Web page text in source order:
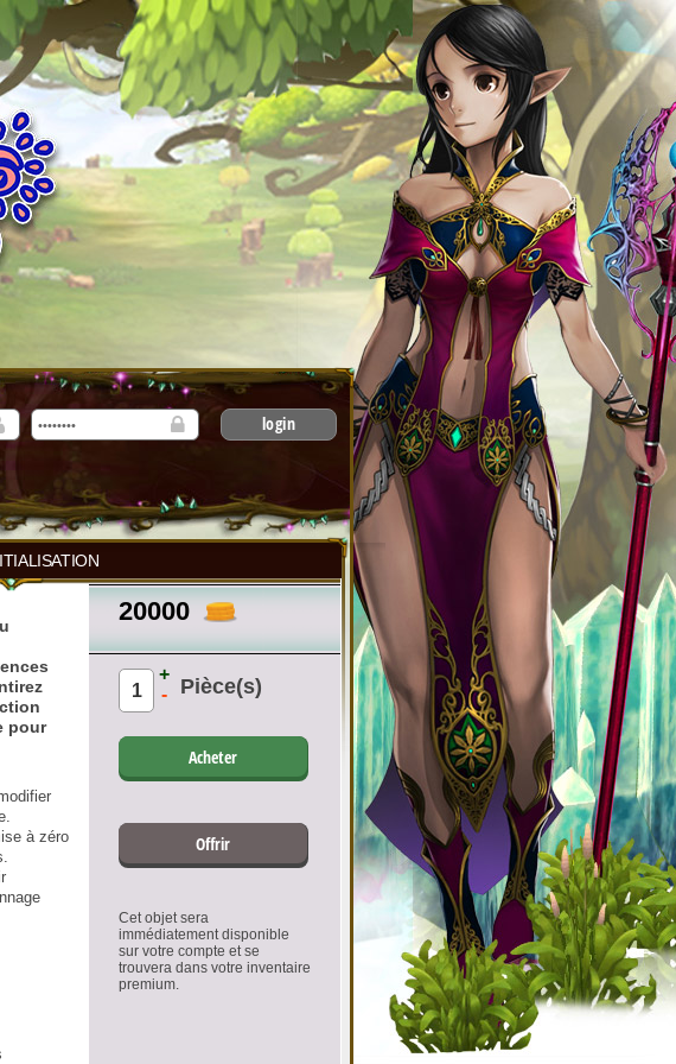
login
20000
Pièce(s)
+
-
Acheter
Offrir
Cet objet sera
immédiatement disponible
sur votre compte et se
trouvera dans votre inventaire
premium.
pour
à zéro